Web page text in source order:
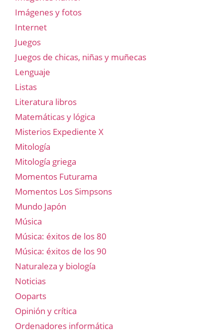
Imágenes y fotos
Internet
Juegos
Juegos de chicas, niñas y muñecas
Lenguaje
Listas
Literatura libros
Matemáticas y lógica
Misterios Expediente X
Mitología
Mitología griega
Momentos Futurama
Momentos Los Simpsons
Mundo Japón
Música
Música: éxitos de los 80
Música: éxitos de los 90
Naturaleza y biología
Noticias
Ooparts
Opinión y crítica
Ordenadores informática